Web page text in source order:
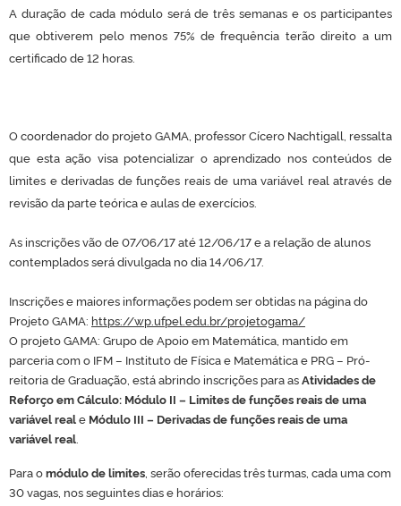
A duração de cada módulo será de três semanas e os participantes
que obtiverem pelo menos 75% de frequência terão direito a um
certificado de 12 horas.
O coordenador do projeto GAMA, professor Cícero Nachtigall, ressalta
que esta ação visa potencializar o aprendizado nos conteúdos de
limites e derivadas de funções reais de uma variável real através de
revisão da parte teórica e aulas de exercícios.
As inscrições vão de 07/06/17 até 12/06/17 e a relação de alunos
contemplados será divulgada no dia 14/06/17.
Inscrições e maiores informações podem ser obtidas na página do
Projeto GAMA: https://wp.ufpel.edu.br/projetogama/
O projeto GAMA: Grupo de Apoio em Matemática, mantido em
parceria com o IFM – Instituto de Física e Matemática e PRG – Pró-
reitoria de Graduação, está abrindo inscrições para as Atividades de
Reforço em Cálculo: Módulo II – Limites de funções reais de uma
variável real e Módulo III – Derivadas de funções reais de uma
variável real
Para omódulo de limites , serão oferecidas três turmas, cada uma com
30 vagas, nos seguintes dias e horários: